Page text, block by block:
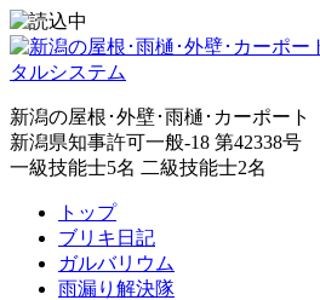
新潟の屋根･外壁･雨樋･カーポート
新潟県知事許可一般-18 第42338号
一級技能士5名 二級技能士2名
トップ
ブリキ日記
ガルバリウム
雨漏り解決隊